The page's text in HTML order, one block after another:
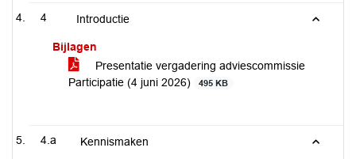
4 Introductie
Bijlagen
Presentatie vergadering adviescommissie
Participatie (4 juni 2026)
495 KB
4.a Kennismaken